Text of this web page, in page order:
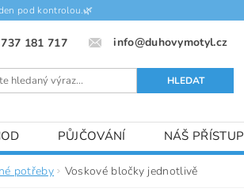
pod kontrolou.🌿
181 717 info@duhovymotyl.cz
PŮJČOVÁNÍ NÁŠ PŘÍSTUP
potřeby Voskové bločky jednotlivě